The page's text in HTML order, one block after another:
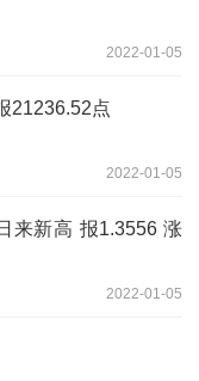
2022-01-05
21236.52点
2022-01-05
来新高 报1.3556 涨
2022-01-05